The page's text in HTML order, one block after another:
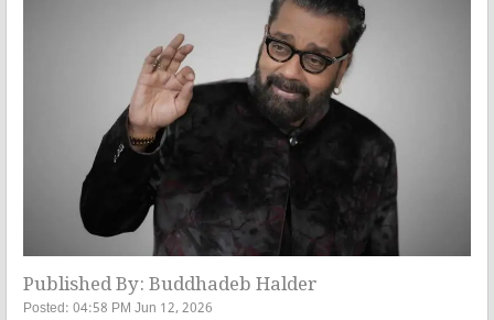
Published By: Buddhadeb Halder
Posted: 04:58 PM Jun 12, 2026